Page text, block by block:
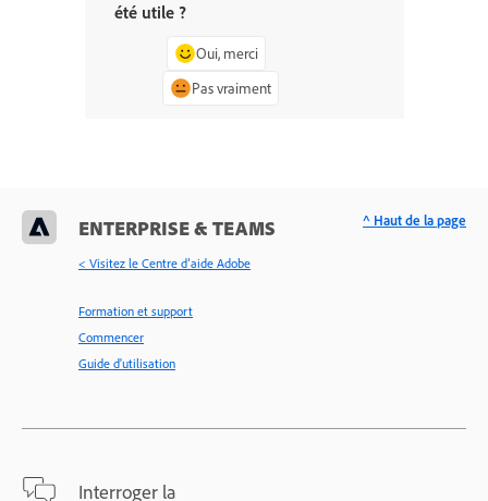
été utile ?
Oui, merci
Pas vraiment
ENTERPRISE & TEAMS
< Visitez le Centre d’aide Adobe
Formation et support
Commencer
Guide d'utilisation
Interroger la
^ Haut de la page